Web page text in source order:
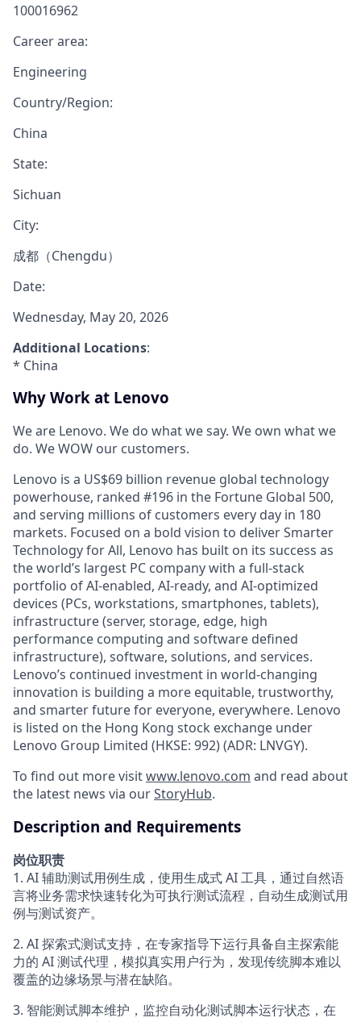
100016962
Career area:
Engineering
Country/Region:
China
State:
Sichuan
City:
成都（Chengdu）
Date:
Wednesday, May 20, 2026
Additional Locations:
* China
Why Work at Lenovo
We are Lenovo. We do what we say. We own what we
do. We WOW our customers.
Lenovo is a US$69 billion revenue global technology
powerhouse, ranked #196 in the Fortune Global 500,
and serving millions of customers every day in 180
markets. Focused on a bold vision to deliver Smarter
Technology for All, Lenovo has built on its success as
the world’s largest PC company with a full-stack
portfolio of AI-enabled, AI-ready, and AI-optimized
devices (PCs, workstations, smartphones, tablets),
infrastructure (server, storage, edge, high
performance computing and software defined
infrastructure), software, solutions, and services.
Lenovo’s continued investment in world-changing
innovation is building a more equitable, trustworthy,
and smarter future for everyone, everywhere. Lenovo
is listed on the Hong Kong stock exchange under
Lenovo Group Limited (HKSE: 992) (ADR: LNVGY).
To find out more visitwww.lenovo.com and read about
the latest news via ourStoryHub.
Description and Requirements
岗位职责
1. AI 辅助测试用例生成，使用生成式 AI 工具，通过自然语
言将业务需求快速转化为可执行测试流程，自动生成测试用
例与测试资产。
2. AI 探索式测试支持，在专家指导下运行具备自主探索能
力的 AI 测试代理，模拟真实用户行为，发现传统脚本难以
覆盖的边缘场景与潜在缺陷。
3. 智能测试脚本维护，监控自动化测试脚本运行状态，在